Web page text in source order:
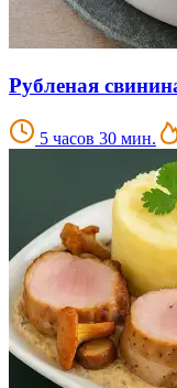
Рубленая
5 часов 30 мин.